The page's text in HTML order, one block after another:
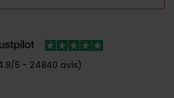
5 - 24840 avis)